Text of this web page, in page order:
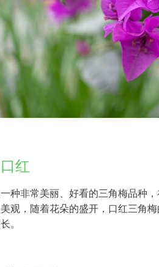
红
种非常美丽、好看的三角梅品种
观，随着花朵的盛开，口红三角
。